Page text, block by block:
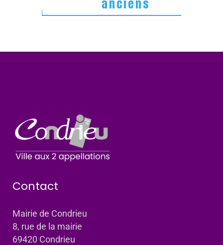
anciens
Contact
Mairie de Condrieu
8, rue de la mairie
69420 Condrieu